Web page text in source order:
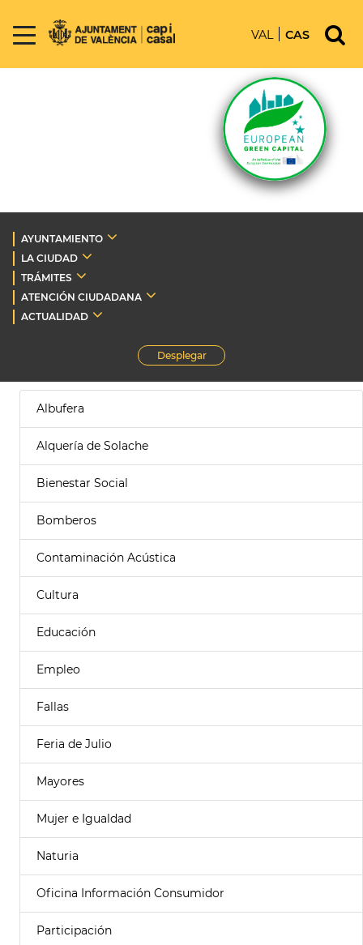
VAL CAS
AYUNTAMIENTO
LA CIUDAD
TRÁMITES
ATENCIÓN CIUDADANA
ACTUALIDAD
Desplegar
Albufera
Alquería de Solache
Bienestar Social
Bomberos
Contaminación Acústica
Cultura
Educación
Empleo
Fallas
Feria de Julio
Mayores
Mujer e Igualdad
Naturia
Oficina Información Consumidor
Participación